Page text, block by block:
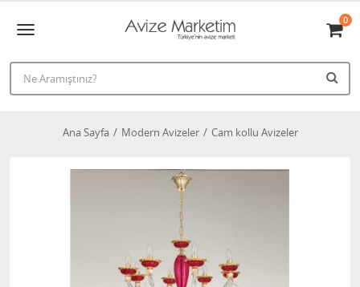
0
Ana Sayfa Modern Avizeler Cam kollu Avizeler